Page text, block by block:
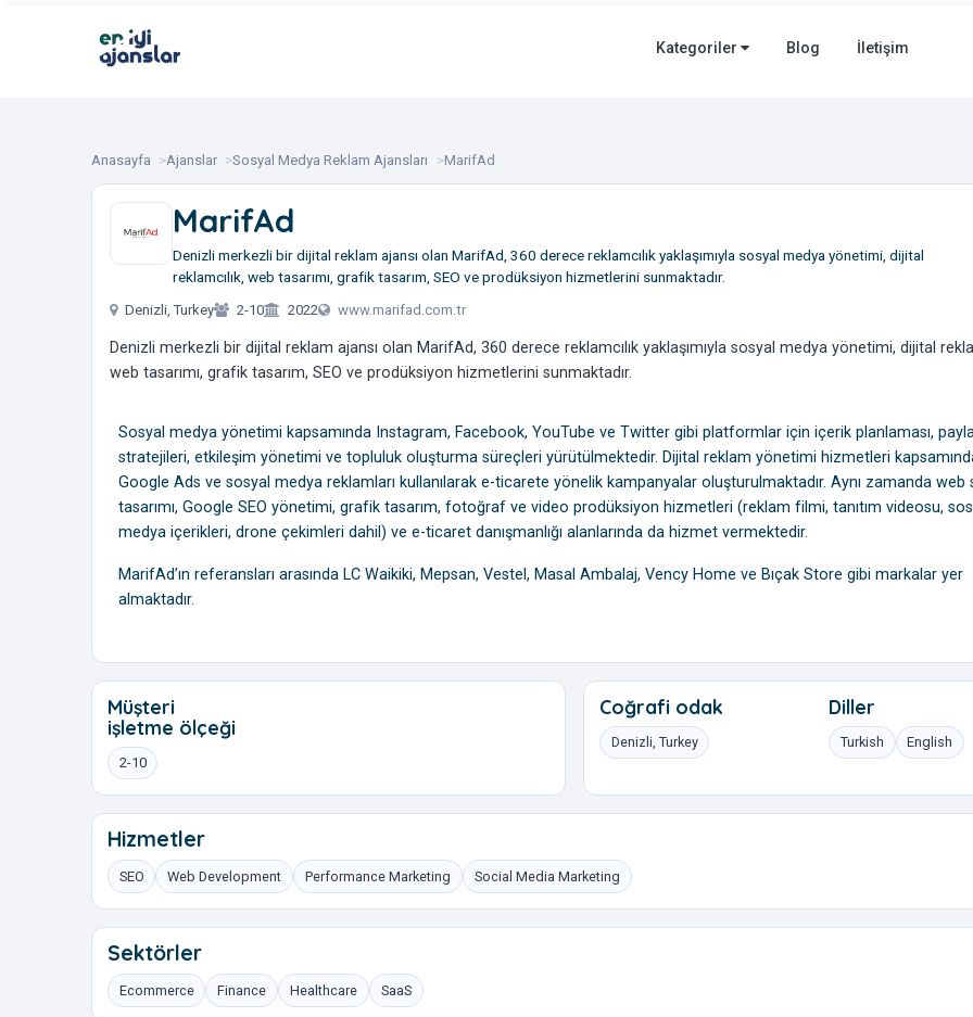
Kategoriler Blog İletişim
Anasayfa Ajanslar Sosyal Medya Reklam Ajansları MarifAd
MarifAd
Denizli merkezli bir dijital reklam ajansı olan MarifAd, 360 derece reklamcılık yaklaşımıyla sosyal medya yönetimi, dijital
reklamcılık, web tasarımı, grafik tasarım, SEO ve prodüksiyon hizmetlerini sunmaktadır.
Denizli, Turkey 2-10 2022 www.marifad.com.tr
Denizli merkezli bir dijital reklam ajansı olan MarifAd, 360 derece reklamcılık yaklaşımıyla sosyal medya yönetimi, dijital
web tasarımı, grafik tasarım, SEO ve prodüksiyon hizmetlerini sunmaktadır.
Sosyal medya yönetimi kapsamında Instagram, Facebook, YouTube ve Twitter gibi platformlar için içerik planlaması,
stratejileri, etkileşim yönetimi ve topluluk oluşturma süreçleri yürütülmektedir. Dijital reklam yönetimi hizmetleri
Google Ads ve sosyal medya reklamları kullanılarak e-ticarete yönelik kampanyalar oluşturulmaktadır. Aynı zamanda web
tasarımı, Google SEO yönetimi, grafik tasarım, fotoğraf ve video prodüksiyon hizmetleri (reklam filmi, tanıtım videosu,
medya içerikleri, drone çekimleri dahil) ve e-ticaret danışmanlığı alanlarında da hizmet vermektedir.
MarifAd’ın referansları arasında LC Waikiki, Mepsan, Vestel, Masal Ambalaj, Vency Home ve Bıçak Store gibi markalar yer
almaktadır.
Müşteri
işletme ölçeği
2-10
Coğrafi odak
Denizli, Turkey
Diller
Turkish English
Hizmetler
SEO Web Development Performance Marketing Social Media Marketing
Sektörler
Ecommerce Finance Healthcare SaaS